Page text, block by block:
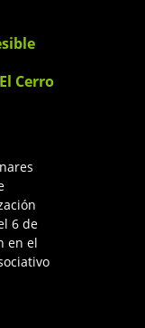
Cerro
6 de
en el